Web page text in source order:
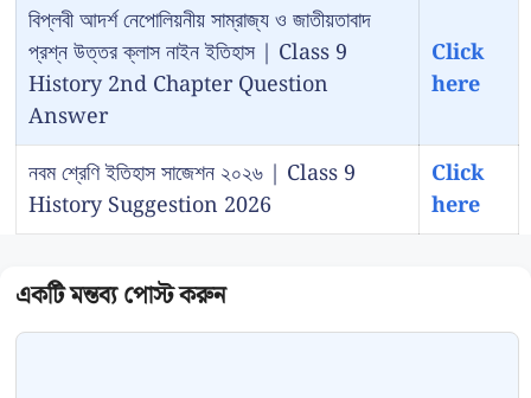
বিপ্লবী আদর্শ নেপোলিয়নীয় সাম্রাজ্য ও জাতীয়তাবাদ
প্রশ্ন উত্তর ক্লাস নাইন ইতিহাস | Class 9
History 2nd Chapter Question
Answer
Click
here
নবম শ্রেণি ইতিহাস সাজেশন ২০২৬ | Class 9
History Suggestion 2026
Click
here
Comment